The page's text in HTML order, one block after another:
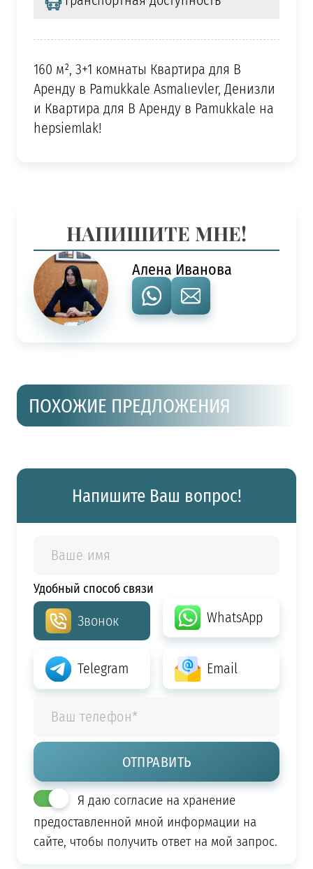
160 м², 3+1 комнаты Квартира для В
Аренду в Pamukkale Asmalıevler, Денизли
и Квартира для В Аренду в Pamukkale на
hepsiemlak!
НАПИШИТЕ МНЕ!
Алена Иванова
ПОХОЖИЕ ПРЕДЛОЖЕНИЯ
Напишите Ваш вопрос!
Удобный способ связи
Звонок WhatsApp
Telegram Email
Я даю согласие на хранение
предоставленной мной информации на
сайте, чтобы получить ответ на мой запрос.